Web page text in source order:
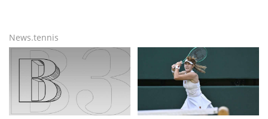
News.tennis